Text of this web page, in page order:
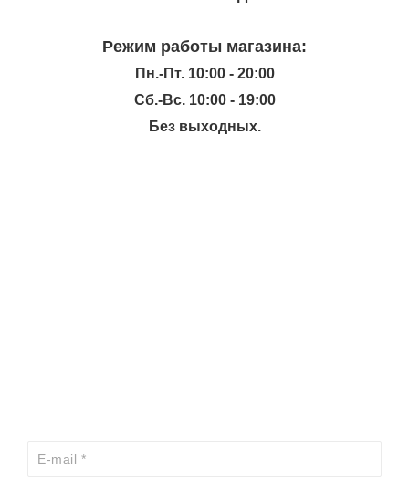
Режим работы магазина:
Пн.-Пт. 10:00 - 20:00
Сб.-Вс. 10:00 - 19:00
Без выходных.